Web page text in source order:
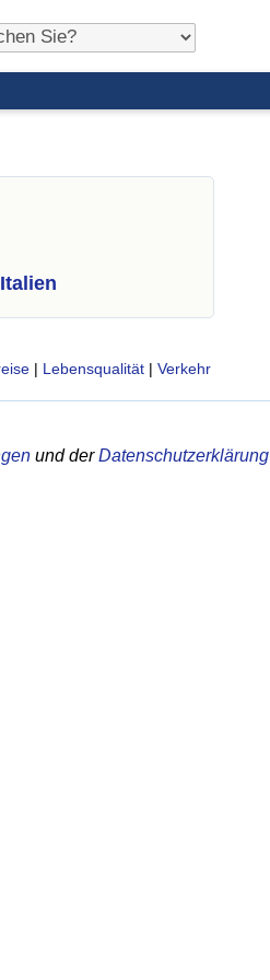
| Lebensqualität | Verkehr
und derDatenschutzerklärung